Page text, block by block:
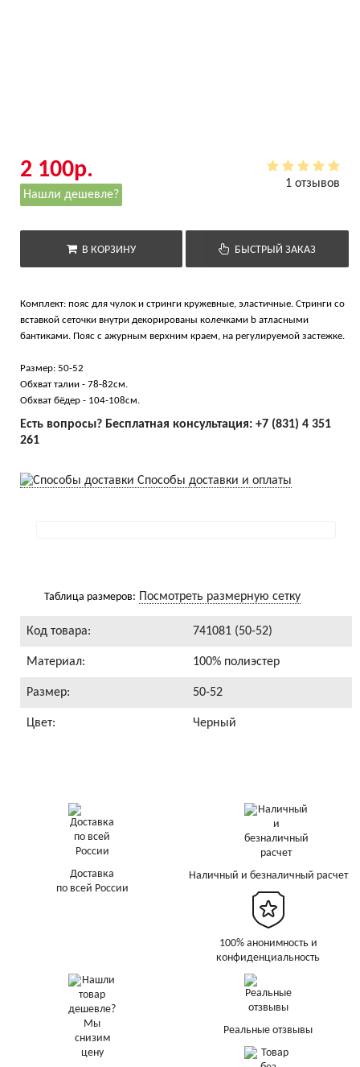
1 отзывов
2 100р.
Нашли дешевле?
В КОРЗИНУ БЫСТРЫЙ ЗАКАЗ
Комплект: пояс для чулок и стринги кружевные, эластичные. Стринги со
вставкой сеточки внутри декорированы колечками b атласными
бантиками. Пояс с ажурным верхним краем, на регулируемой застежке.
Размер: 50-52
Обхват талии - 78-82см.
Обхват бёдер - 104-108см.
Есть вопросы? Бесплатная консультация: +7 (831) 4 351
261
Способы доставки и оплаты
Таблица размеров: Посмотреть размерную сетку
Код товара: 741081 (50-52)
Материал: 100% полиэстер
Размер: 50-52
Цвет: Черный
Доставка
по всей России
Наличный и безналичный расчет
100% анонимность и
конфиденциальность
Реальные отзвывы